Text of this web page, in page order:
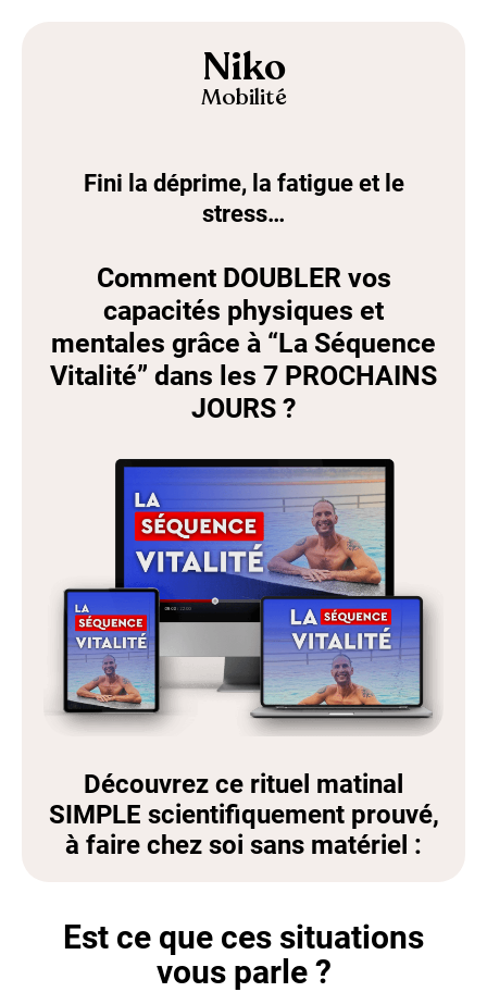
Niko
Mobilité
Fini la déprime, la fatigue et le
stress…
Comment DOUBLER vos
capacités physiques et
mentales grâce à “La Séquence
Vitalité” dans les 7 PROCHAINS
JOURS ?
Découvrez ce rituel matinal
SIMPLE scientifiquement prouvé,
à faire chez soi sans matériel :
Est ce que ces situations
vous parle ?